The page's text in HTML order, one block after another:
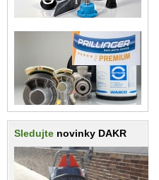
Sledujte novinky DAKR